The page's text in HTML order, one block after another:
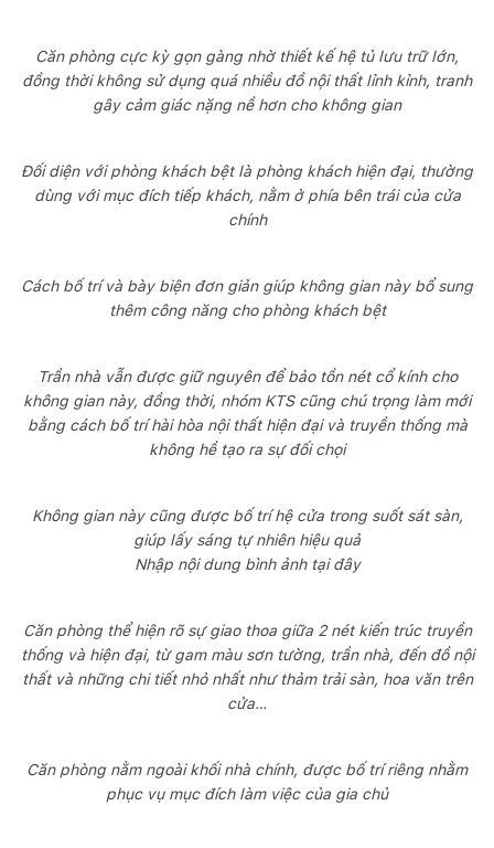
Căn phòng cực kỳ gọn gàng nhờ thiết kế hệ tủ lưu trữ lớn,
đồng thời không sử dụng quá nhiều đồ nội thất lỉnh kỉnh, tranh
gây cảm giác nặng nề hơn cho không gian
Đối diện với phòng khách bệt là phòng khách hiện đại, thường
dùng với mục đích tiếp khách, nằm ở phía bên trái của cửa
chính
Cách bố trí và bày biện đơn giản giúp không gian này bổ sung
thêm công năng cho phòng khách bệt
Trần nhà vẫn được giữ nguyên để bảo tồn nét cổ kính cho
không gian này, đồng thời, nhóm KTS cũng chú trọng làm mới
bằng cách bố trí hài hòa nội thất hiện đại và truyền thống mà
không hề tạo ra sự đối chọi
Không gian này cũng được bố trí hệ cửa trong suốt sát sàn,
giúp lấy sáng tự nhiên hiệu quả
Nhập nội dung bình ảnh tại đây
Căn phòng thể hiện rõ sự giao thoa giữa 2 nét kiến trúc truyền
thống và hiện đại, từ gam màu sơn tường, trần nhà, đến đồ nội
thất và những chi tiết nhỏ nhất như thảm trải sàn, hoa văn trên
cửa…
Căn phòng nằm ngoài khối nhà chính, được bố trí riêng nhằm
phục vụ mục đích làm việc của gia chủ